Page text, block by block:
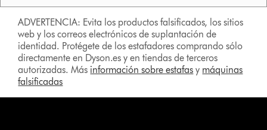
ADVERTENCIA: Evita los productos falsificados, los sitios
web y los correos electrónicos de suplantación de
identidad. Protégete de los estafadores comprando sólo
directamente en Dyson.es y en tiendas de terceros
autorizadas. Más información sobre estafas y máquinas
falsificadas